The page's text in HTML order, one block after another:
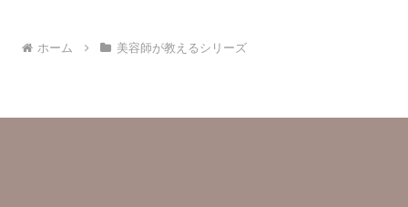
ホーム 美容師が教えるシリーズ